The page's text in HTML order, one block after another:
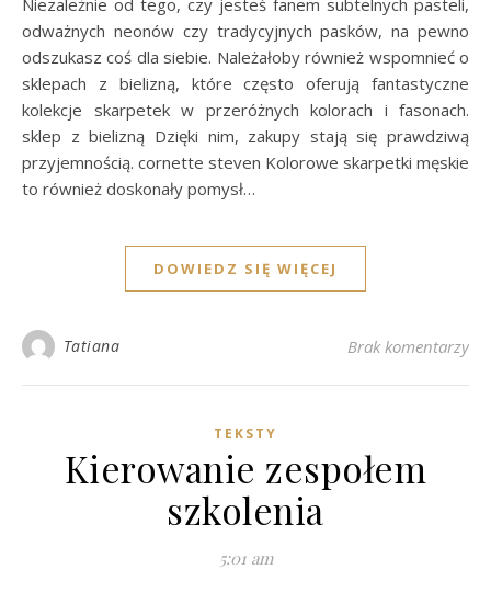
Niezależnie od tego, czy jesteś fanem subtelnych pasteli,
odważnych neonów czy tradycyjnych pasków, na pewno
odszukasz coś dla siebie. Należałoby również wspomnieć o
sklepach z bielizną, które często oferują fantastyczne
kolekcje skarpetek w przeróżnych kolorach i fasonach.
sklep z bielizną Dzięki nim, zakupy stają się prawdziwą
przyjemnością. cornette steven Kolorowe skarpetki męskie
to również doskonały pomysł…
DOWIEDZ SIĘ WIĘCEJ
Tatiana Brak komentarzy
TEKSTY
Kierowanie zespołem
szkolenia
5:01 am